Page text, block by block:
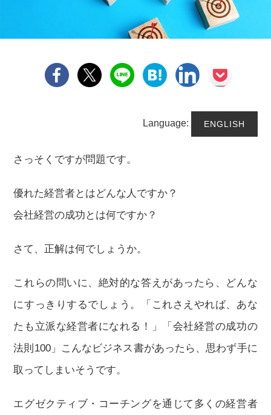
Language: ENGLISH
さっそくですが問題です。
優れた経営者とはどんな人ですか？
会社経営の成功とは何ですか？
さて、正解は何でしょうか。
これらの問いに、絶対的な答えがあったら、どんな
にすっきりするでしょう。「これさえやれば、あな
たも立派な経営者になれる！」「会社経営の成功の
法則100」こんなビジネス書があったら、思わず手に
取ってしまいそうです。
エグゼクティブ・コーチングを通じて多くの経営者